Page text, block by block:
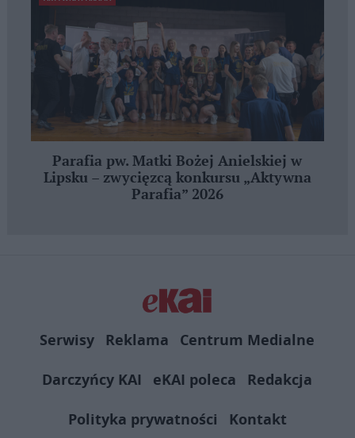
Parafia pw. Matki Bożej Anielskiej w
Lipsku – zwycięzcą konkursu „Aktywna
Parafia” 2026
Serwisy Reklama
Centrum Medialne
Darczyńcy KAI
eKAI poleca
Redakcja
Polityka prywatności
Kontakt